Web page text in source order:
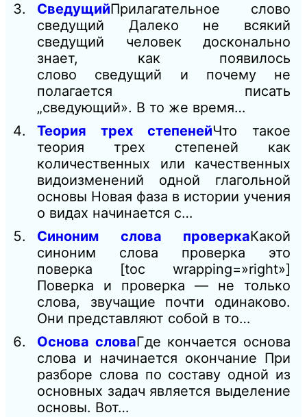
СведущийПрилагательное слово
сведущий Далеко не всякий
сведущий человек досконально
знает, как появилось
слово сведущий и почему не
полагается писать
„сведующий». В то же время…
Теория трех степенейЧто такое
теория трех степеней как
количественных или качественных
видоизменений одной глагольной
основы Новая фаза в истории учения
о видах начинается с…
Синоним слова проверкаКакой
синоним слова проверка это
поверка [toc wrapping=»right»]
Поверка и проверка — не только
слова, звучащие почти одинаково.
Они представляют собой в то…
Основа словаГде кончается основа
слова и начинается окончание При
разборе слова по составу одной из
основных задач является выделение
основы. Вот…